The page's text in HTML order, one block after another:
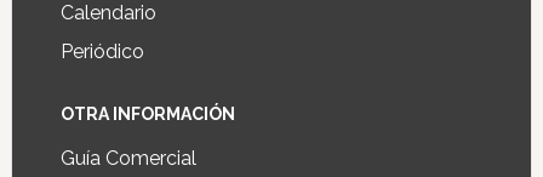
Calendario
Periódico
OTRA INFORMACIÓN
Guía Comercial